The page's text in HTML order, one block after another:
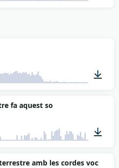
fa aquest so
00:10
amb les cordes vocals